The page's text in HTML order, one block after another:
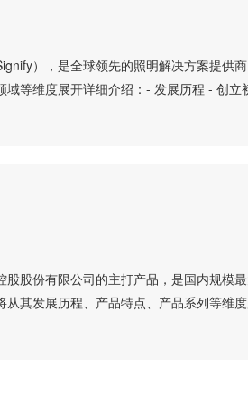
），是全球领先的照明解决方案提供
等维度展开详细介绍：- 发展历程 - 创立
股份有限公司的主打产品，是国内规模
其发展历程、产品特点、产品系列等维